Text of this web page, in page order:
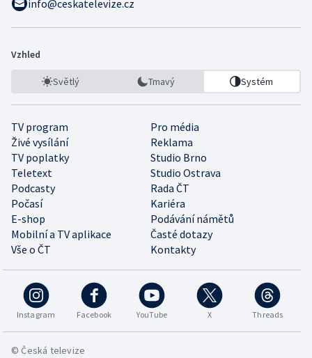
info@ceskatelevize.cz
Vzhled
Světlý Tmavý Systém
TV program
Pro média
Živé vysílání
Reklama
TV poplatky
Studio Brno
Teletext
Studio Ostrava
Podcasty
Rada ČT
Počasí
Kariéra
E-shop
Podávání námětů
Mobilní a TV aplikace
Časté dotazy
Vše o ČT
Kontakty
Instagram Facebook YouTube X Threads
© Česká televize